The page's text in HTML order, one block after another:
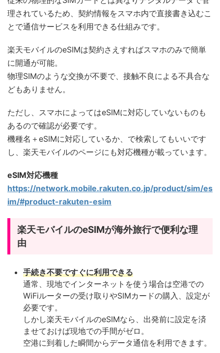
理されているため、契約情報をスマホ内で直接書き込むこ
とで通信サービスを利用できる仕組みです。
楽天モバイルのeSIMは契約さえすればスマホのみで簡単
に開通が可能。
物理SIMのような交換が不要で、接触不良による不具合な
どもありません。
ただし、スマホによってはeSIMに対応していないものも
あるので確認が必要です。
機種名＋eSIMに対応しているか、で検索してもいいです
し、楽天モバイルのページにも対応機種が載っています。
eSIM対応機種
https://network.mobile.rakuten.co.jp/product/sim/es
im/#product-rakuten-esim
楽天モバイルのeSIMが海外旅行で便利な理
由
手続き不要ですぐに利用できる
通常、現地でインターネットを使う場合は空港での
WiFiルーターの受け取りやSIMカードの購入、設定が
必要です。
しかし楽天モバイルのeSIMなら、出発前に設定を済
ませておけば現地での手間がゼロ。
空港に到着した瞬間からデータ通信を利用できます。